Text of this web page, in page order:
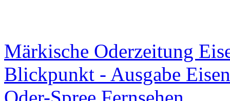
Märkische Oderzeitung
Blickpunkt - Ausgabe